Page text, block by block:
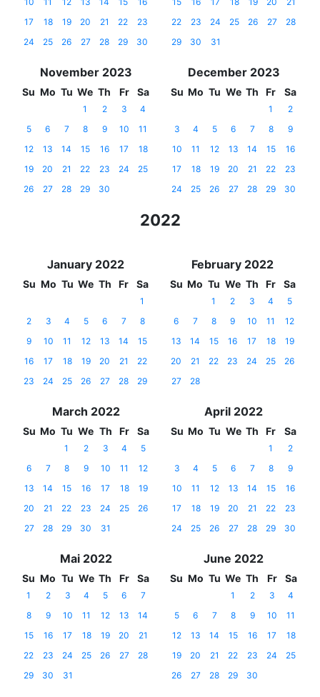
17
18 19 20 21 22
23
24
25 26 27 28 29 30
22
23 24 25 26 27
28
29
30 31
November 2023
Su Mo Tu We Th Fr Sa
1 2 3
4
5
6 7 8 9 10
11
12
13 14 15 16 17
18
19
20 21 22 23 24
25
26
27 28 29 30
December 2023
Su Mo Tu We Th Fr Sa
1
2
3
4 5 6 7 8
9
10
11 12 13 14 15
16
17
18 19 20 21 22
23
24
25 26 27 28 29 30
2022
January 2022
Su Mo Tu We Th Fr Sa
1
2
3 4 5 6 7
8
9
10 11 12 13 14
15
16
17 18 19 20 21
22
23
24 25 26 27 28 29
February 2022
Su Mo Tu We Th Fr Sa
1 2 3 4
5
6
7 8 9 10 11
12
13
14 15 16 17 18
19
20
21 22 23 24 25
26
27
28
March 2022
Su Mo Tu We Th Fr Sa
1 2 3 4
5
6
7 8 9 10 11
12
13
14 15 16 17 18
19
20
21 22 23 24 25
26
27
28 29 30 31
April 2022
Su Mo Tu We Th Fr Sa
1
2
3
4 5 6 7 8
9
10
11 12 13 14 15
16
17
18 19 20 21 22
23
24
25 26 27 28 29 30
Mai 2022
Su Mo Tu We Th Fr Sa
1 2 3 4 5 6
7
8
9 10 11 12 13
14
15
16 17 18 19 20
21
22
23 24 25 26 27
28
29
30 31
June 2022
Su Mo Tu We Th Fr Sa
1 2 3
4
5
6 7 8 9 10
11
12
13 14 15 16 17
18
19
20 21 22 23 24
25
26
27 28 29 30